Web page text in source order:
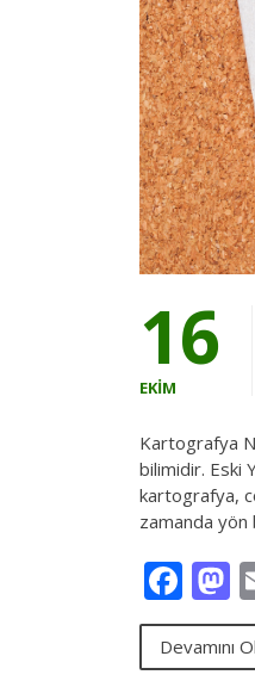
16
EKIM
Kartografya
bilimidir. Eski
kartografya,
zamanda yön
Devamını